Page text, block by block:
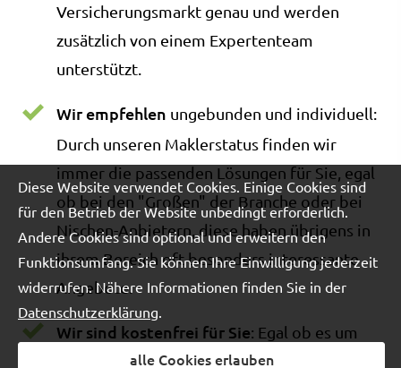
Versicherungsmarkt genau und werden
zusätzlich von einem Expertenteam
unterstützt.
Wir empfehlen ungebunden und individuell:
Durch unseren Maklerstatus finden wir
immer die passenden Lösungen für Sie, egal
ob bei den "Großen" der Branche oder bei
Nischen-Anbietern, diese haben übrigens in
ihrem Bereich oft besonders interessante
Angebote.
Wir sind kostenfrei für Sie: Egal ob es um
Fragen zu bestehenden Verträgen oder um
Diese Website verwendet Cookies. Einige Cookies sind
für den Betrieb der Website unbedingt erforderlich.
Andere Cookies sind optional und erweitern den
Funktionsumfang. Sie können Ihre Einwilligung jederzeit
widerrufen. Nähere Informationen finden Sie in der
Datenschutzerklärung.
alle Cookies erlauben